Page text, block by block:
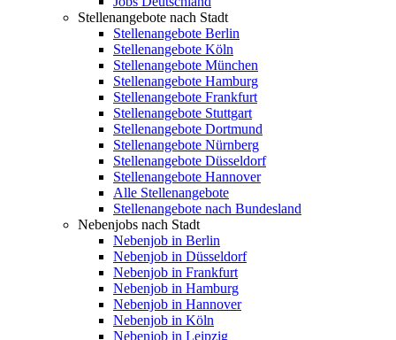
Stellenangebote nach Stadt
Stellenangebote Berlin
Stellenangebote Köln
Stellenangebote München
Stellenangebote Hamburg
Stellenangebote Frankfurt
Stellenangebote Stuttgart
Stellenangebote Dortmund
Stellenangebote Nürnberg
Stellenangebote Düsseldorf
Stellenangebote Hannover
Alle Stellenangebote
Stellenangebote nach Bundesland
Nebenjobs nach Stadt
Nebenjob in Berlin
Nebenjob in Düsseldorf
Nebenjob in Frankfurt
Nebenjob in Hamburg
Nebenjob in Hannover
Nebenjob in Köln
Nebenjob in Leipzig